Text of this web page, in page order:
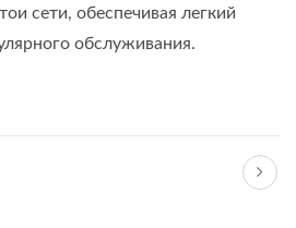
сети, обеспечивая легкий
обслуживания.